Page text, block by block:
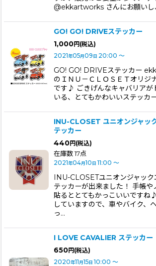
@ekkartworks さんにお願いし
GO! GO! DRIVEステッカー
1,000円 (税込)
2021年05月09日 20:00 ～
GO! GO! DRIVEステッカー
のＩＮＵ－ＣＬＯＳＥＴオリジ
です♪ ごきげんなキャバリアが
いる、とてもかわいいステッカ
INU-CLOSET ユニオンジャッ
テッカー
440円 (税込)
在庫数 17点
2021年04月10日 11:00 ～
INU-CLOSETユニオンジャック
テッカーが出来ました！ 手帳や
貼るととてもかっこいいですね
していますので、車やバイク、
っ…
I LOVE CAVALIER ステッカー
650円 (税込)
2020年11月15日 10:00 ～